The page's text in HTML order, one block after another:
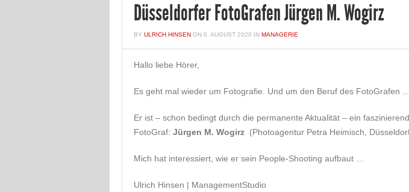
Düsseldorfer FotoGrafen Jürgen M. Wogirz
BY ULRICH HINSEN ON 6. AUGUST 2020 IN MANAGERIE
Hallo liebe Hörer,
Es geht mal wieder um Fotografie. Und um den Beruf des FotoGrafen …
Er ist – schon bedingt durch die permanente Aktualität – ein
FotoGraf: Jürgen M. Wogirz (Photoagentur Petra Heimisch,
Mich hat interessiert, wie er sein People-Shooting aufbaut …
Ulrich Hinsen | ManagementStudio